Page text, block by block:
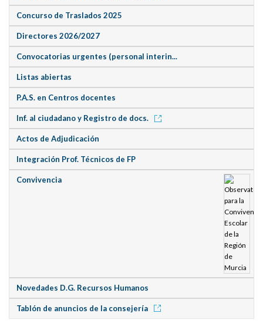
Concurso de Traslados 2025
Directores 2026/2027
Convocatorias urgentes (personal interin...
Listas abiertas
P.A.S. en Centros docentes
Inf. al ciudadano y Registro de docs.
Actos de Adjudicación
Integración Prof. Técnicos de FP
Convivencia
Novedades D.G. Recursos Humanos
Tablón de anuncios de la consejería